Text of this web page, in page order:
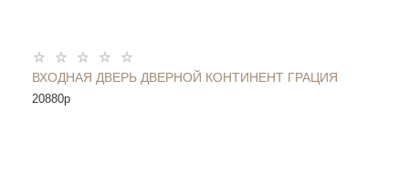
ВХОДНАЯ ДВЕРЬ ДВЕРНОЙ КОНТИНЕНТ ГРАЦИЯ
20880p